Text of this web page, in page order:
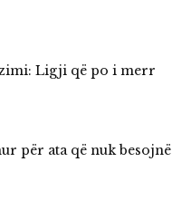
Ligji që po i merr
për ata që nuk besojnë